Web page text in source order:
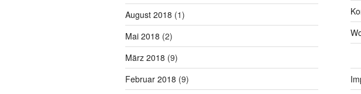
August 2018 (1)
Mai 2018 (2)
März 2018 (9)
Februar 2018 (9)